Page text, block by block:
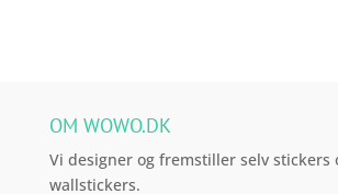
på
OM WOWO.DK
Vi designer og fremstiller selv stickers
wallstickers.